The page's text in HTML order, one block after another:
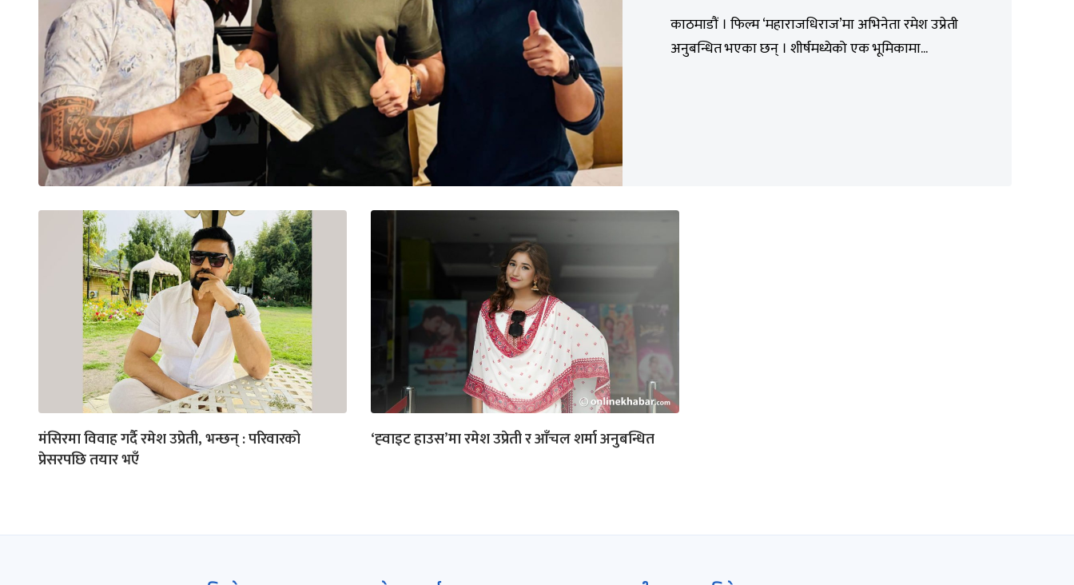
काठमाडौं । फिल्म ‘महाराजधिराज’मा अभिनेता रमेश उप्रेती
अनुबन्धित भएका छन् । शीर्षमध्येको एक भूमिकामा...
मंसिरमा विवाह गर्दै रमेश उप्रेती, भन्छन् : परिवारको
प्रेसरपछि तयार भएँ
‘ह्‍वाइट हाउस’मा रमेश उप्रेती र आँचल शर्मा अनुबन्धित